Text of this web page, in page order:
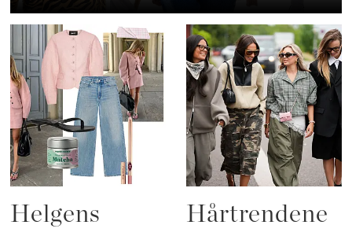
Helgens
Hårtrendene